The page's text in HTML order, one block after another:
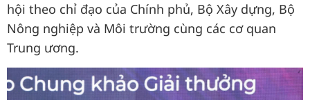
hội theo chỉ đạo của Chính phủ, Bộ Xây dựng, Bộ
Nông nghiệp và Môi trường cùng các cơ quan
Trung ương.